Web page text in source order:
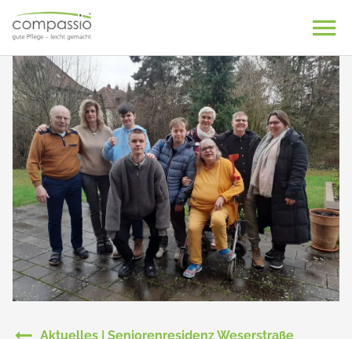
content
Aktuelles | Seniorenresidenz Weserstraße